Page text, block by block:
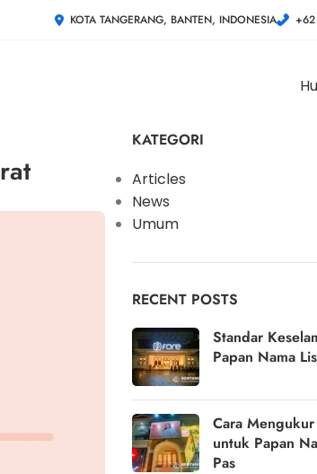
KOTA TANGERANG, BANTEN, INDONESIA
KATEGORI
Articles
News
Umum
RECENT POSTS
Standar
Papan Nama
Cara Mengukur
untuk Papan
Pas